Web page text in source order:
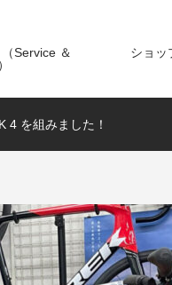
Service ＆
ショッ
RANGER DISC
LIMITED S-
第5世代の新型DEFYシ
4 を組みました！